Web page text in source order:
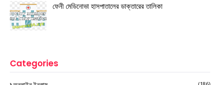
ফেনী মেডিনোভা হাসপাতালের ডাক্তারের তালিকা
Categories